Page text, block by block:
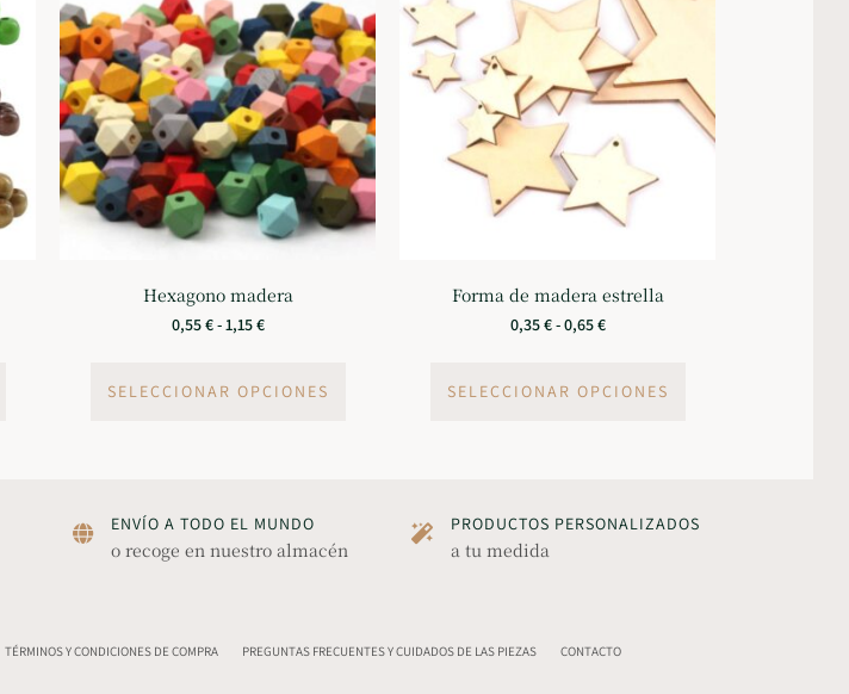
Hexagono madera
0,55€-1,15€
SELECCIONAR OPCIONES
Forma de madera estrella
0,35€-0,65€
SELECCIONAR OPCIONES
ENVÍO A TODO EL MUNDO
o recoge en nuestro almacén
PRODUCTOS PERSONALIZADOS
a tu medida
TÉRMINOS Y CONDICIONES DE COMPRA PREGUNTAS FRECUENTES Y CUIDADOS DE LAS PIEZAS CONTACTO